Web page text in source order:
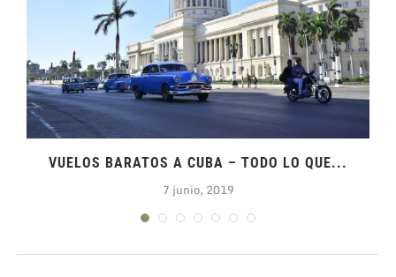
VUELOS BARATOS A CUBA – TODO LO QUE...
7 junio, 2019